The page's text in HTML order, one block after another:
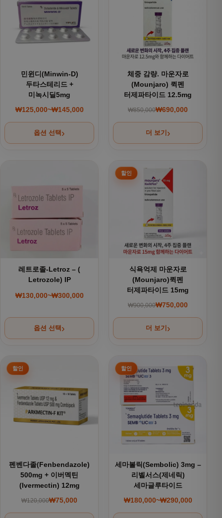
민윈디(Minwin-D)
두타스테리드 +
미녹시딜5mg
₩125,000~₩145,000
가격 범위: ₩125,000~₩145,000
옵션 선택
체중 감량. 마운자로
(Mounjaro) 퀵펜
터제파타이드 12.5mg
₩850,000 원래 가격:
₩690,000
현재 가격:
더 보기
레트로졸-Letroz – (
Letrozole) IP
₩130,000~₩300,000
가격 범위: ₩130,000~₩300,000
옵션 선택
여러 상품 옵션이 이 상품에 있습니다. 상품 페이지에서 옵션
식욕억제 마운자로
(Mounjaro)퀵펜
터제파타이드 15mg
₩900,000 원래 가격:
₩750,000
현재 가격:
더 보기
펜벤다졸(Fenbendazole)
500mg + 이버멕틴
(Ivermectin) 12mg
₩120,000원래 가격: ₩120,000.
₩75,000
현재 가격: ₩75,000.
세마볼릭(Sembolic) 3mg –
리벨서스(제네릭)
세마글루타이드
₩180,000~₩290,000
가격 범위:
여러 상품 옵션이 이 상품에